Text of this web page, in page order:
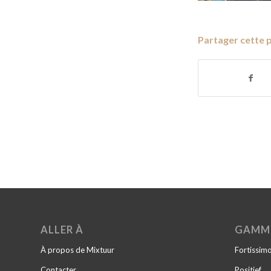
Partager cette
ALLER À
À propos de Mixtuur Fortissimo